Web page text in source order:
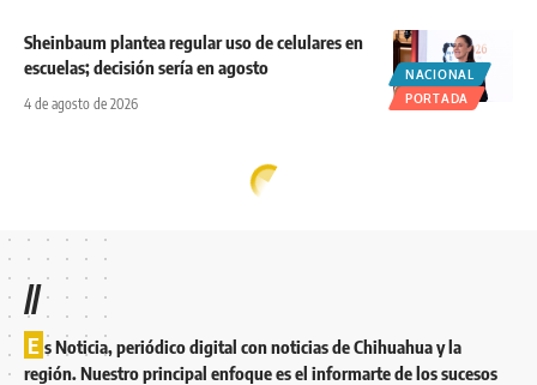
NACIONAL
PORTADA
Sheinbaum plantea regular uso de celulares en
escuelas; decisión sería en agosto
4 de agosto de 2026
//
E s Noticia, periódico digital con noticias de Chihuahua y la
región. Nuestro principal enfoque es el informarte de los sucesos